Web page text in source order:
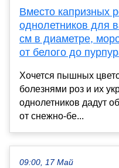
Вместо капризных
однолетников для
см в диаметре,
от белого до
Хочется пышных
болезнями роз и их
однолетников дадут
от снежно-бе...
09:00, 17 Май